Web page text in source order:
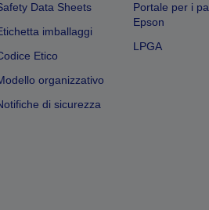
Data Sheets
imballaggi
Etico
organizzativo
di sicurezza
Portale per i
Epson
LPGA